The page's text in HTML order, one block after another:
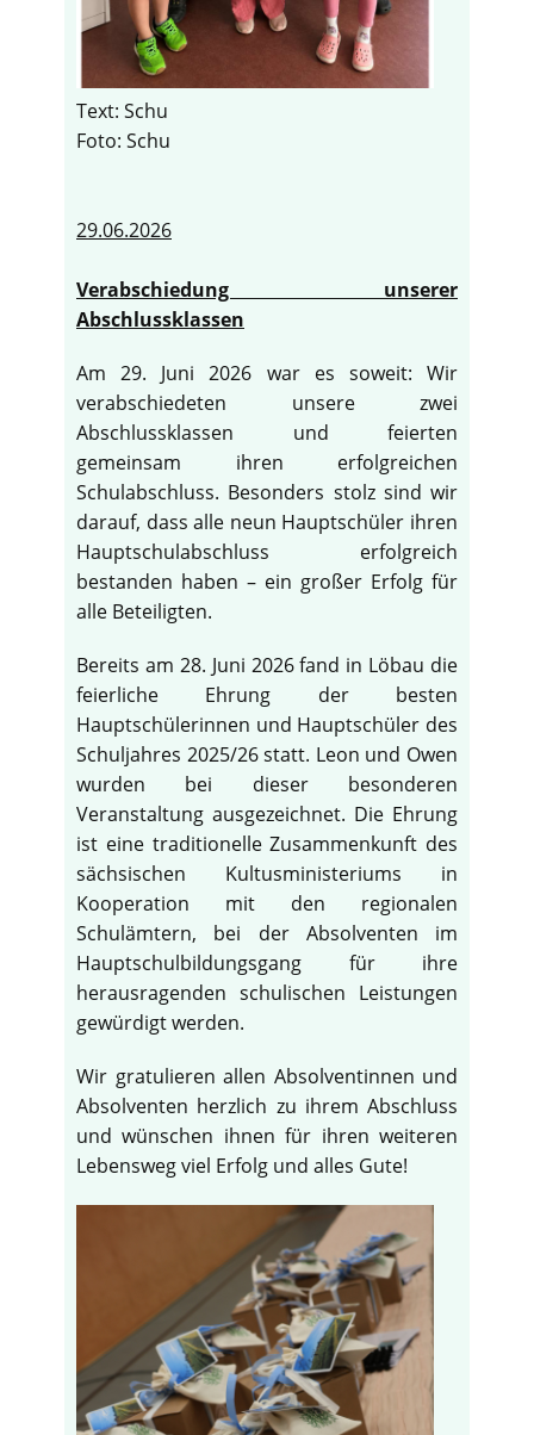
Text: Schu
Foto: Schu
29.06.2026
Verabschiedung unserer
Abschlussklassen
Am 29. Juni 2026 war es soweit: Wir
verabschiedeten unsere zwei
Abschlussklassen und feierten
gemeinsam ihren erfolgreichen
Schulabschluss. Besonders stolz sind wir
darauf, dass alle neun Hauptschüler ihren
Hauptschulabschluss erfolgreich
bestanden haben – ein großer Erfolg für
alle Beteiligten.
Bereits am 28. Juni 2026 fand in Löbau die
feierliche Ehrung der besten
Hauptschülerinnen und Hauptschüler des
Schuljahres 2025/26 statt. Leon und Owen
wurden bei dieser besonderen
Veranstaltung ausgezeichnet. Die Ehrung
ist eine traditionelle Zusammenkunft des
sächsischen Kultusministeriums in
Kooperation mit den regionalen
Schulämtern, bei der Absolventen im
Hauptschulbildungsgang für ihre
herausragenden schulischen Leistungen
gewürdigt werden.
Wir gratulieren allen Absolventinnen und
Absolventen herzlich zu ihrem Abschluss
und wünschen ihnen für ihren weiteren
Lebensweg viel Erfolg und alles Gute!